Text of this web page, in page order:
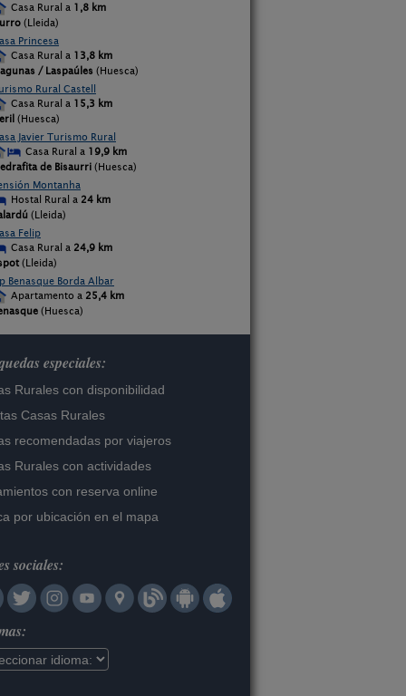
Casa Rural a 1,8 km
(Lleida)
Princesa
Casa Rural a 13,8 km
/ Laspaúles (Huesca)
Rural Castell
Casa Rural a 15,3 km
(Huesca)
Javier Turismo Rural
Casa Rural a 19,9 km
de Bisaurri (Huesca)
Montanha
Hostal Rural a 24 km
(Lleida)
Felip
Casa Rural a 24,9 km
(Lleida)
Benasque Borda Albar
Apartamento a 25,4 km
(Huesca)
especiales:
Rurales con disponibilidad
Casas Rurales
recomendadas por viajeros
Rurales con actividades
con reserva online
por ubicación en el mapa
sociales: